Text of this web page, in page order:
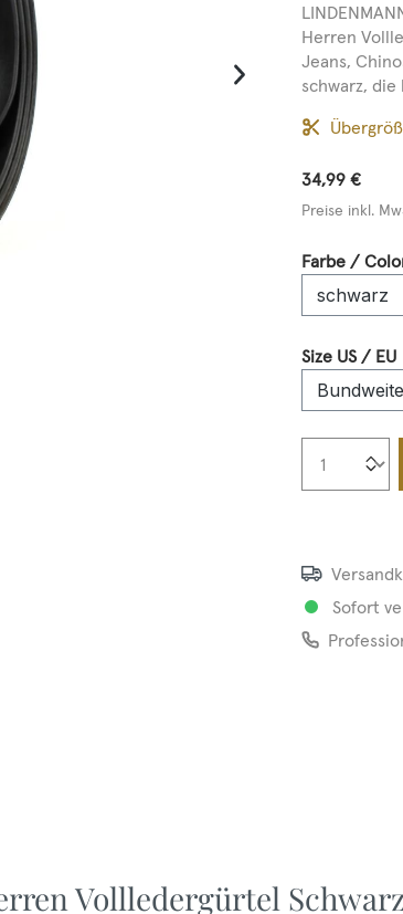
Herren
Jeans,
schwarz,
34,99 €
Preise inkl.
Farbe /
Size US / EU
Sofort
Vollledergürtel